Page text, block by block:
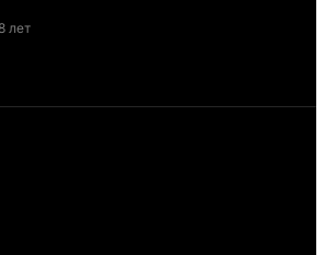
лет